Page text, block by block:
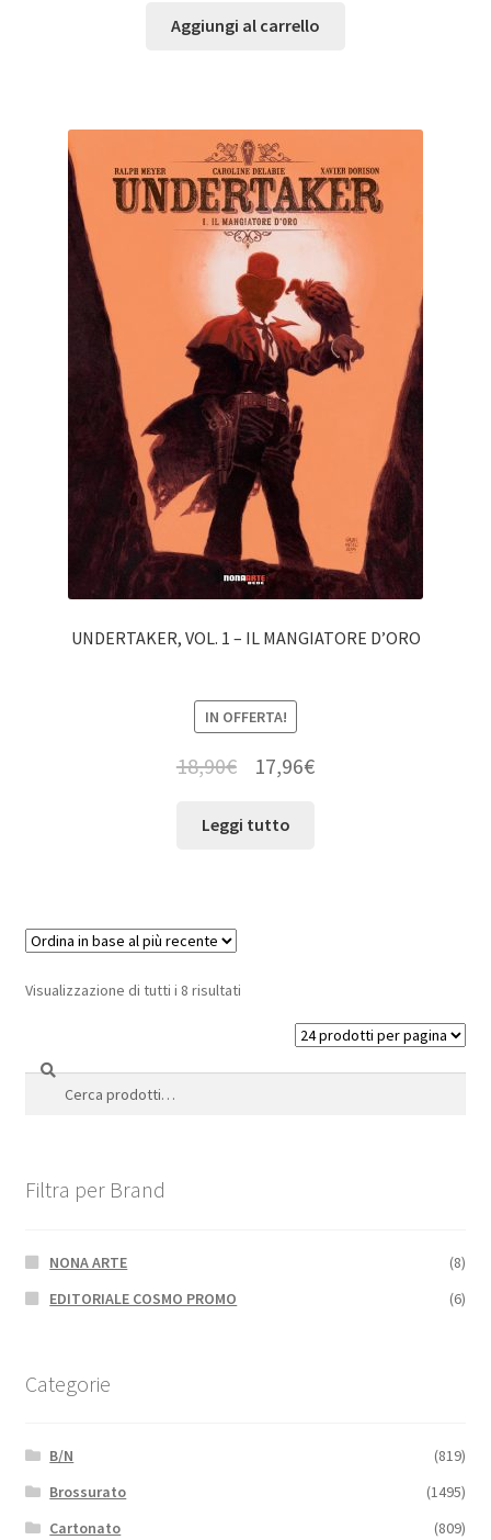
Aggiungi al carrello
UNDERTAKER, VOL. 1 – IL MANGIATORE D’ORO
IN OFFERTA!
18,90€ 17,96€
Leggi tutto
Visualizzazione di tutti i 8 risultati
Cerca:
Cerca
Filtra per Brand
NONA ARTE
(8)
EDITORIALE COSMO PROMO
(6)
Categorie
B/N
(819)
Brossurato
(1495)
Cartonato
(809)